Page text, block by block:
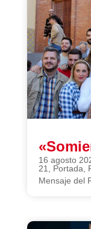
16 agosto
21
Portada
Mensaje del